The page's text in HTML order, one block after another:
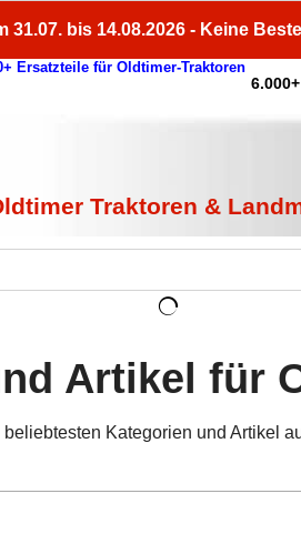
31.07. bis 14.08.2026 - Keine
Traktoren &
Artikel für
Kategorien und Artikel